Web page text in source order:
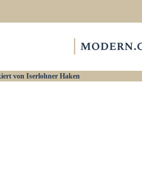
von Iserlohner Haken